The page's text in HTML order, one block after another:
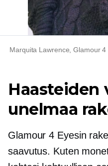
Marquita Lawrence, Glamour
unelmaa
Glamour 4 Eyesin
saavutus. Kuten